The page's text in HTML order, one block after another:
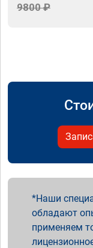
9800 ₽
Наши
обладают
применяем